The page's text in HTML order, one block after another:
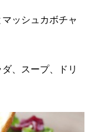
ッシュカボチャ
、スープ、ドリ